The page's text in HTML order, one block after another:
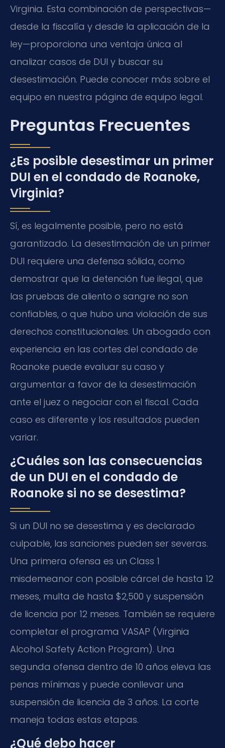
Virginia. Esta combinación de perspectivas—
desde la fiscalía y desde la aplicación de la
ley—proporciona una ventaja única al
analizar casos de DUI y buscar su
desestimación. Puede conocer más sobre el
equipo en nuestra página de equipo legal.
Preguntas Frecuentes
¿Es posible desestimar un primer
DUI en el condado de Roanoke,
Virginia?
Sí, es legalmente posible, pero no está
garantizado. La desestimación de un primer
DUI requiere una defensa sólida, como
demostrar que la detención fue ilegal, que
las pruebas de aliento o sangre no son
confiables, o que hubo una violación de sus
derechos constitucionales. Un abogado con
experiencia en las cortes del condado de
Roanoke puede evaluar su caso y
argumentar a favor de la desestimación
ante el juez o negociar con el fiscal. Cada
caso es diferente y los resultados pueden
variar.
¿Cuáles son las consecuencias
de un DUI en el condado de
Roanoke si no se desestima?
Si un DUI no se desestima y es declarado
culpable, las sanciones pueden ser severas.
Una primera ofensa es un Class 1
misdemeanor con posible cárcel de hasta 12
meses, multa de hasta $2,500 y suspensión
de licencia por 12 meses. También se requiere
completar el programa VASAP (Virginia
Alcohol Safety Action Program). Una
segunda ofensa dentro de 10 años eleva las
penas mínimas y puede conllevar una
suspensión de licencia de 3 años. La corte
maneja todas estas etapas.
¿Qué debo hacer